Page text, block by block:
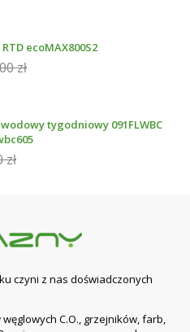
ecoMAX800S2
zł
tygodniowy 091FLWBC
zł
czyni z nas doświadczonych
C.O., grzejników, farb,